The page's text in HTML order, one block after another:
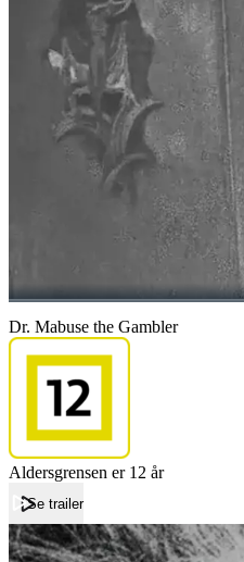
Dr. Mabuse the Gambler
Aldersgrensen er 12 år
Se trailer
ForsideDr. Mabuse the Gambler